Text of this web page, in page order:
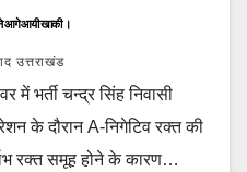
आगे आयी खाकी ।
उत्तराखंड
में भर्ती चन्द्र सिंह निवासी
के दौरान A-निगेटिव रक्त की
रक्त समूह होने के कारण…